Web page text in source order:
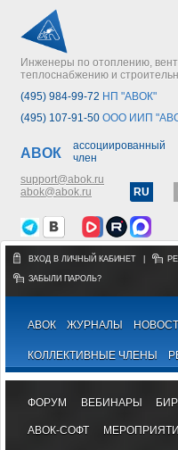
Инженеры по отоплению,
теплоснабжению и
(495) 984-99-72 НП "АВОК"
(495) 107-91-50 ООО ИИП
АВОК
ассоциированный
член
support@abok.ru
abok@abok.ru
RU
ВХОД В ЛИЧНЫЙ КАБИНЕТ
ЗАБЫЛИ ПАРОЛЬ?
АВОК ЖУРНАЛЫ
КОЛЛЕКТИВНЫЕ ЧЛЕНЫ
ФОРУМ ВЕБИНАРЫ
АВОК-СОФТ